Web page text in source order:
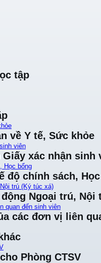
tập
về Y tế, Sức khỏe
viên
xác nhận sinh
Học bổng
độ chính sách,
trú (Ký túc xá)
Ngoại trú, Nội
quan đến sinh viên
các đơn vị liên
Phòng CTSV